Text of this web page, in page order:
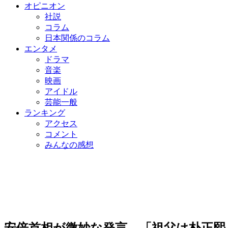
オピニオン
社説
コラム
日本関係のコラム
エンタメ
ドラマ
音楽
映画
アイドル
芸能一般
ランキング
アクセス
コメント
みんなの感想